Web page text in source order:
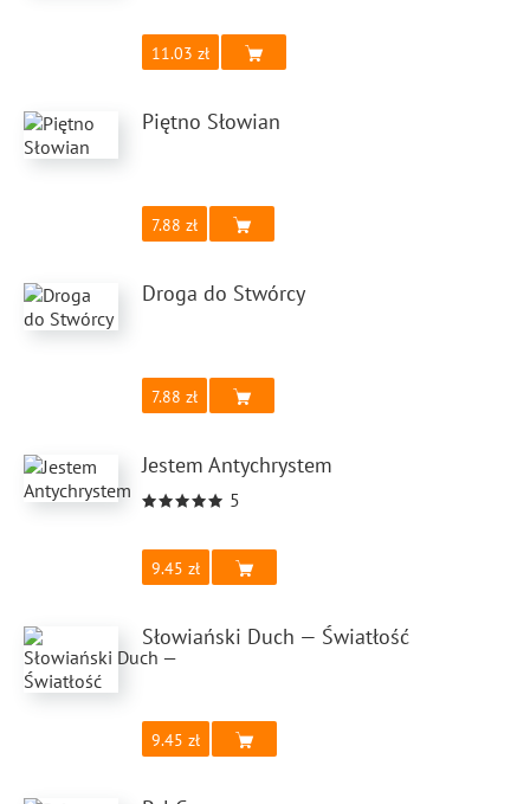
11.03
Piętno Słowian
7.88
Droga do Stwórcy
7.88
Jestem Antychrystem
5
9.45
Słowiański Duch — Światłość
9.45